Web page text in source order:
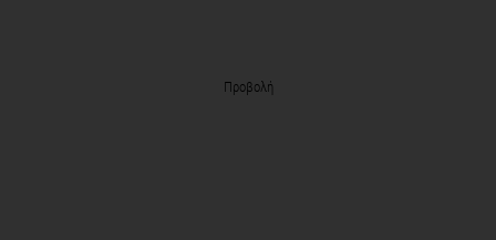
Προβολή